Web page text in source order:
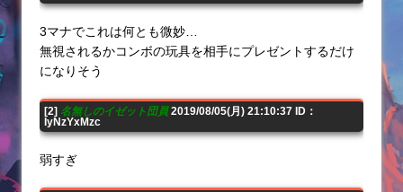
3マナでこれは何とも微妙…
無視されるかコンボの玩具を相手にプレゼントするだけ
になりそう
[2] 名無しのイゼット団員2019/08/05(月) 21:10:37 ID：
IyNzYxMzc
弱すぎ